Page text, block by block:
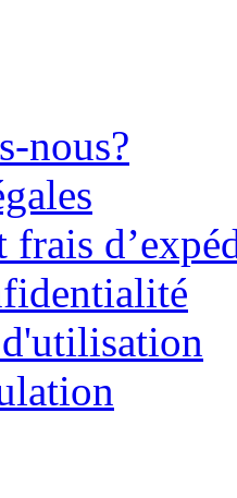
nous?
frais